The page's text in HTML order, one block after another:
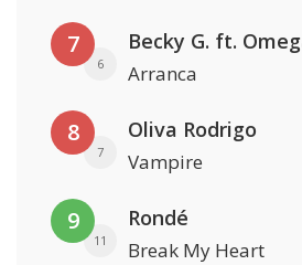
7
6
Becky G. ft.
Arranca
8
7
Oliva Rodrigo
Vampire
9
11
Rondé
Break My Heart